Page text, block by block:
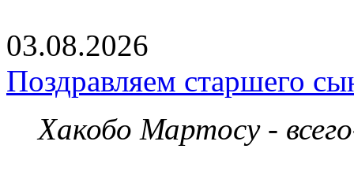
03.08.2026
Поздравляем старшего
Хакобо Мартосу -